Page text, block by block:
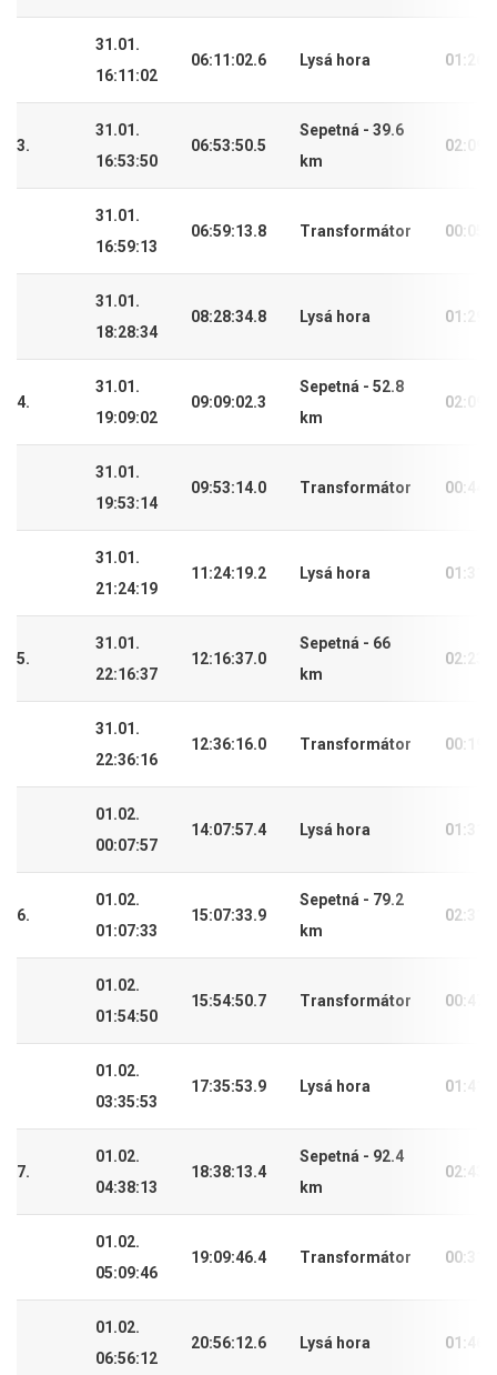
31.01.
16:11:02
06:11:02.6 Lysá hora
3.
31.01.
16:53:50
06:53:50.5
Sepetná - 39.6
km
31.01.
16:59:13
06:59:13.8 Transformátor
31.01.
18:28:34
08:28:34.8 Lysá hora
4.
31.01.
19:09:02
09:09:02.3
Sepetná - 52.8
km
31.01.
19:53:14
09:53:14.0 Transformátor
31.01.
21:24:19
11:24:19.2 Lysá hora
5.
31.01.
22:16:37
12:16:37.0
Sepetná - 66
km
31.01.
22:36:16
12:36:16.0 Transformátor
01.02.
00:07:57
14:07:57.4 Lysá hora
6.
01.02.
01:07:33
15:07:33.9
Sepetná - 79.2
km
01.02.
01:54:50
15:54:50.7 Transformátor
01.02.
03:35:53
17:35:53.9 Lysá hora
7.
01.02.
04:38:13
18:38:13.4
Sepetná - 92.4
km
01.02.
05:09:46
19:09:46.4 Transformátor
01.02.
06:56:12
20:56:12.6 Lysá hora